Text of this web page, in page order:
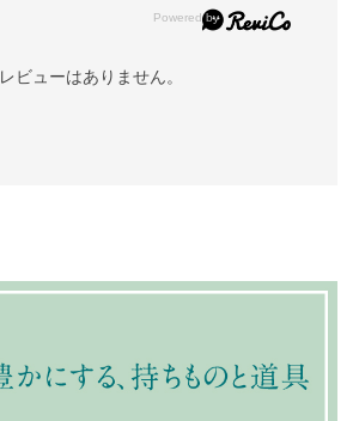
レビューはありません。